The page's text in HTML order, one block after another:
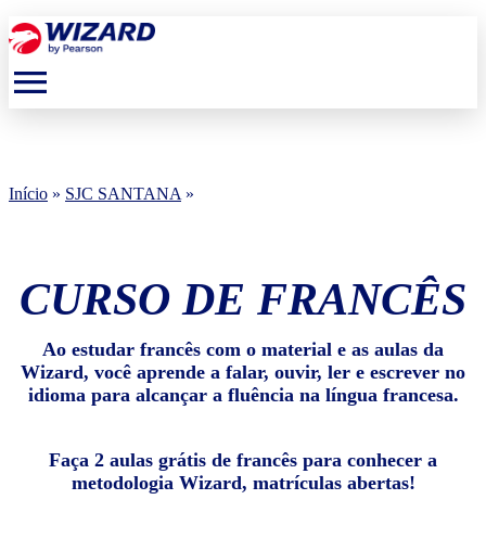
menu
Início » SJC SANTANA »
CURSO DE FRANCÊS
Ao estudar francês com o material e as aulas da
Wizard, você aprende a falar, ouvir, ler e escrever no
idioma para alcançar a fluência na língua francesa.
Faça 2 aulas grátis de francês para conhecer a
metodologia Wizard, matrículas abertas!